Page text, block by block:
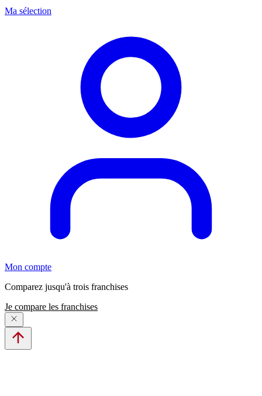
Ma sélection
Mon compte
Comparez jusqu'à trois franchises
Je compare les franchises